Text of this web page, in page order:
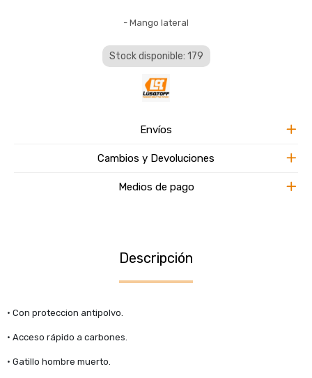
- Mango lateral
Stock disponible: 179
Envíos
Cambios y Devoluciones
Medios de pago
Descripción
• Con proteccion antipolvo.
• Acceso rápido a carbones.
• Gatillo hombre muerto.